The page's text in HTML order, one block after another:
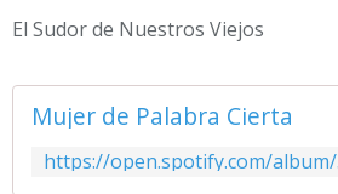
El Sudor de Nuestros Viejos
Mujer de Palabra Cierta